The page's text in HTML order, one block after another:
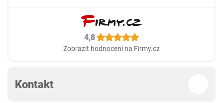
4,8
Zobrazit hodnocení na Firmy.cz
Kontakt